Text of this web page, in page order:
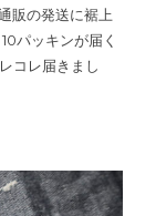
販の発送に裾上
パッキンが届く
コレ届きまし